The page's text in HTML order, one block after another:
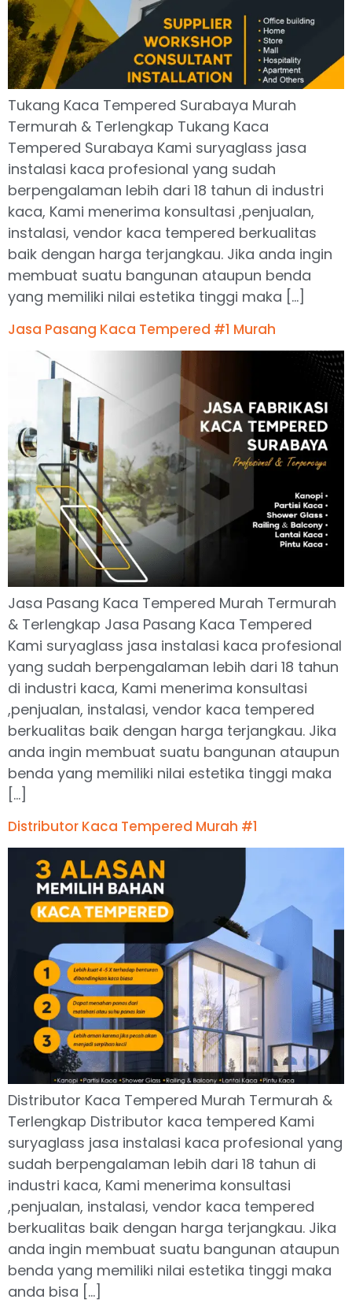
Tukang Kaca Tempered Surabaya Murah
Termurah & Terlengkap Tukang Kaca
Tempered Surabaya Kami suryaglass jasa
instalasi kaca profesional yang sudah
berpengalaman lebih dari 18 tahun di industri
kaca, Kami menerima konsultasi ,penjualan,
instalasi, vendor kaca tempered berkualitas
baik dengan harga terjangkau. Jika anda ingin
membuat suatu bangunan ataupun benda
yang memiliki nilai estetika tinggi maka […]
Jasa Pasang Kaca Tempered #1 Murah
Jasa Pasang Kaca Tempered Murah Termurah
& Terlengkap Jasa Pasang Kaca Tempered
Kami suryaglass jasa instalasi kaca profesional
yang sudah berpengalaman lebih dari 18 tahun
di industri kaca, Kami menerima konsultasi
,penjualan, instalasi, vendor kaca tempered
berkualitas baik dengan harga terjangkau. Jika
anda ingin membuat suatu bangunan ataupun
benda yang memiliki nilai estetika tinggi maka
[…]
Distributor Kaca Tempered Murah #1
Distributor Kaca Tempered Murah Termurah &
Terlengkap Distributor kaca tempered Kami
suryaglass jasa instalasi kaca profesional yang
sudah berpengalaman lebih dari 18 tahun di
industri kaca, Kami menerima konsultasi
,penjualan, instalasi, vendor kaca tempered
berkualitas baik dengan harga terjangkau. Jika
anda ingin membuat suatu bangunan ataupun
benda yang memiliki nilai estetika tinggi maka
anda bisa […]